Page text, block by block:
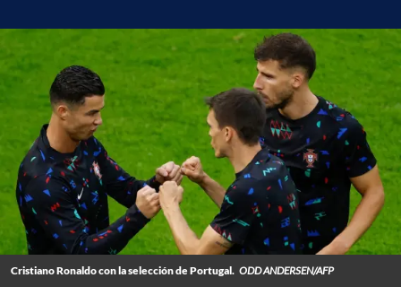
Cristiano Ronaldo con la selección de Portugal. ODD ANDERSEN/AFP